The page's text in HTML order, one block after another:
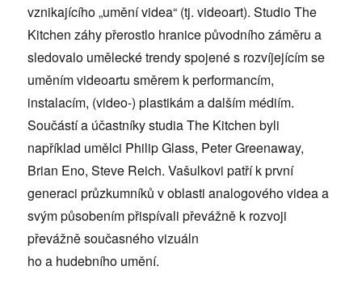
vznikajícího „umění videa“ (tj. videoart). Studio The
Kitchen záhy přerostlo hranice původního záměru a
sledovalo umělecké trendy spojené s rozvíjejícím se
uměním videoartu směrem k performancím,
instalacím, (video-) plastikám a dalším médiím.
Součástí a účastníky studia The Kitchen byli
například umělci Philip Glass, Peter Greenaway,
Brian Eno, Steve Reich. Vašulkovi patří k první
generaci průzkumníků v oblasti analogového videa a
svým působením přispívali převážně k rozvoji
převážně současného vizuáln
ho a hudebního umění.